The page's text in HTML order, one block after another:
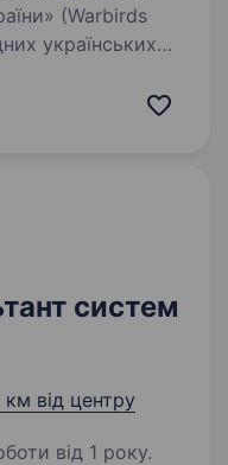
(Warbirds
українських
Сил оборони
систем
км від центру
від 1 року.